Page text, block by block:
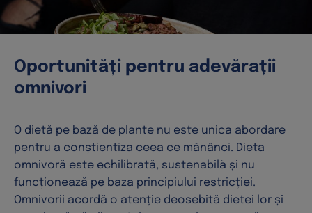
Oportunități pentru adevărații
omnivori
O dietă pe bază de plante nu este unica abordare
pentru a conștientiza ceea ce mănânci. Dieta
omnivoră este echilibrată, sustenabilă și nu
funcționează pe baza principiului restricției.
Omnivorii acordă o atenție deosebită dietei lor și